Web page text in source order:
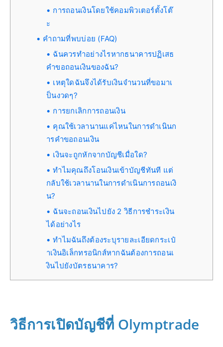
การถอนเงินโดยใช้คอมพิวเตอร์ตั้งโต๊
ะ
คำถามที่พบบ่อย (FAQ)
ฉันควรทำอย่างไรหากธนาคารปฏิเสธ
คำขอถอนเงินของฉัน?
เหตุใดฉันจึงได้รับเงินจำนวนที่ขอมาเ
ป็นงวดๆ?
การยกเลิกการถอนเงิน
คุณใช้เวลานานแค่ไหนในการดำเนินก
ารคำขอถอนเงิน
เงินจะถูกหักจากบัญชีเมื่อใด?
ทำไมคุณถึงโอนเงินเข้าบัญชีทันที แต่
กลับใช้เวลานานในการดำเนินการถอนเงิ
น?
ฉันจะถอนเงินไปยัง 2 วิธีการชำระเงิน
ได้อย่างไร
ทำไมฉันถึงต้องระบุรายละเอียดกระเป๋
าเงินอิเล็กทรอนิกส์หากฉันต้องการถอนเ
งินไปยังบัตรธนาคาร?
วิธีการเปิดบัญชีที่ Olymptrade